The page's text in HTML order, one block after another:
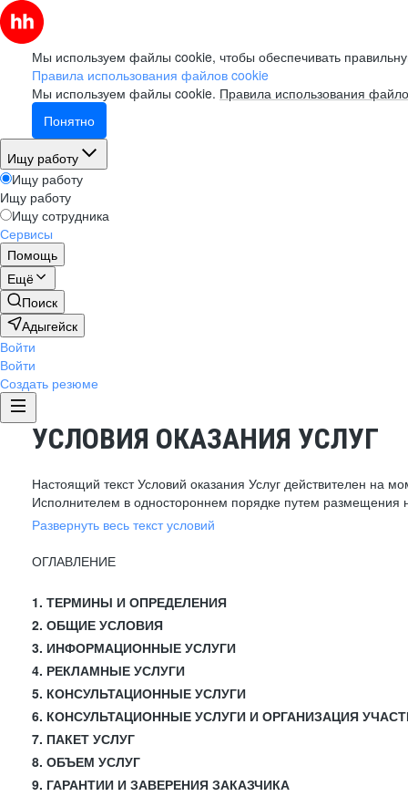
Мы используем файлы cookie, чтобы обеспечивать
Правила использования файлов cookie
Мы используем файлы cookie. Правила использования
Понятно
Ищу работу
Ищу работу
Ищу работу
Ищу сотрудника
Сервисы
Помощь
Ещё
Поиск
Адыгейск
Войти
Войти
Создать резюме
УСЛОВИЯ ОКАЗАНИЯ УСЛУГ
Настоящий текст Условий оказания Услуг действителен на
Исполнителем в одностороннем порядке путем размещения
Развернуть весь текст условий
ОГЛАВЛЕНИЕ
1. ТЕРМИНЫ И ОПРЕДЕЛЕНИЯ
2. ОБЩИЕ УСЛОВИЯ
3. ИНФОРМАЦИОННЫЕ УСЛУГИ
4. РЕКЛАМНЫЕ УСЛУГИ
5. КОНСУЛЬТАЦИОННЫЕ УСЛУГИ
6. КОНСУЛЬТАЦИОННЫЕ УСЛУГИ И ОРГАНИЗАЦИЯ
7. ПАКЕТ УСЛУГ
8. ОБЪЕМ УСЛУГ
9. ГАРАНТИИ И ЗАВЕРЕНИЯ ЗАКАЗЧИКА